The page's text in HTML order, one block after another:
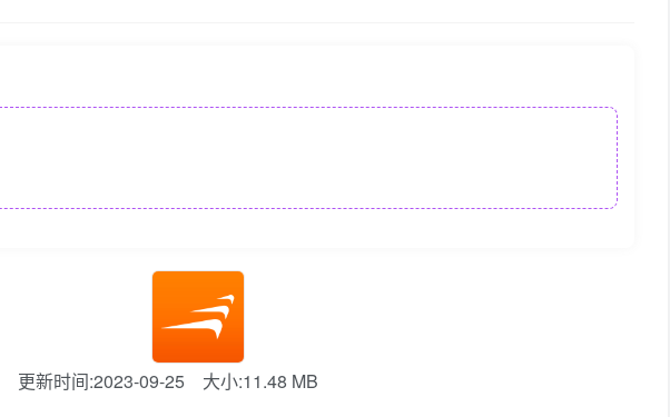
更新时间:2023-09-25 大小:11.48 MB